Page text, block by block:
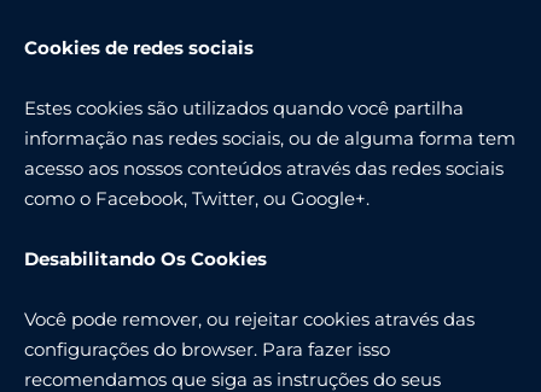
Cookies de redes sociais
Estes cookies são utilizados quando você partilha
informação nas redes sociais, ou de alguma forma tem
acesso aos nossos conteúdos através das redes sociais
como o Facebook, Twitter, ou Google+.
Desabilitando Os Cookies
Você pode remover, ou rejeitar cookies através das
configurações do browser. Para fazer isso
recomendamos que siga as instruções do seus